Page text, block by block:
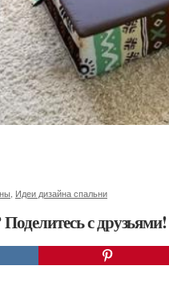
Идеи дизайна спальни
с друзьями!